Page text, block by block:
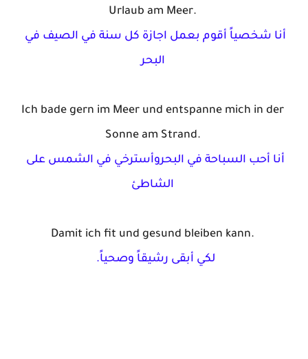
Urlaub am Meer.
أنا شخصياً أقوم بعمل اجازة كل سنة في الصيف في
البحر
Ich bade gern im Meer und entspanne mich in der
Sonne am Strand.
أنا أحب السباحة في البحروأسترخي في الشمس على
الشاطئ
Damit ich fit und gesund bleiben kann.
لكي أبقى رشيقاً وصحياً.